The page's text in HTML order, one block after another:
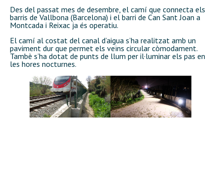
Des del passat mes de desembre, el camí que connecta els
barris de Vallbona (Barcelona) i el barri de Can Sant Joan a
Montcada i Reixac ja és operatiu.
El camí al costat del canal d’aigua s’ha realitzat amb un
paviment dur que permet els veïns circular còmodament.
Tambè s’ha dotat de punts de llum per il·luminar els pas en
les hores nocturnes.